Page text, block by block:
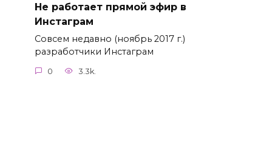
Не работает прямой эфир в
Инстаграм
Совсем недавно (ноябрь 2017 г.)
разработчики Инстаграм
0 3.3k.